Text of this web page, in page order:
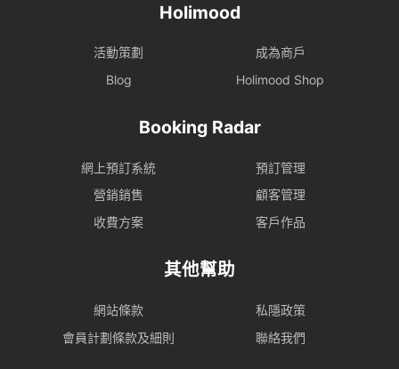
Holimood
活動策劃
成為商戶
Blog
Holimood Shop
Booking Radar
網上預訂系統
預訂管理
營銷銷售
顧客管理
收費方案
客戶作品
其他幫助
網站條款
私隱政策
會員計劃條款及細則
聯絡我們